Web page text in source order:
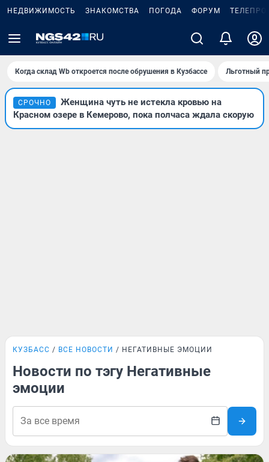
НЕДВИЖИМОСТЬ ЗНАКОМСТВА ПОГОДА ФОРУМ
Когда склад Wb откроется после обрушения в Кузбассе Льготный
СРОЧНО
Женщина чуть не истекла кровью на
Красном озере в Кемерово, пока полчаса ждала скорую
КУЗБАСС ВСЕ НОВОСТИ НЕГАТИВНЫЕ ЭМОЦИИ
Новости по тэгу Негативные
эмоции